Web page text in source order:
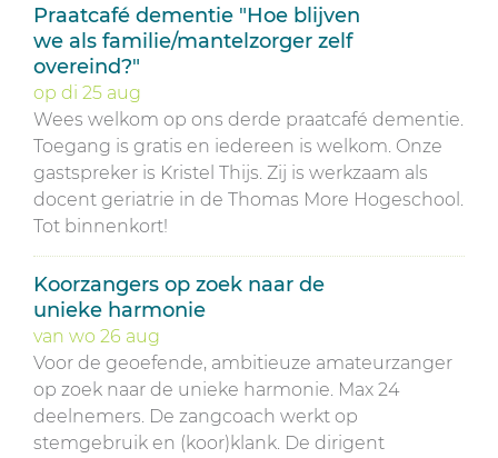
Praatcafé dementie "Hoe blijven
we als familie/mantelzorger zelf
overeind?"
op di 25 aug
Wees welkom op ons derde praatcafé dementie.
Toegang is gratis en iedereen is welkom. Onze
gastspreker is Kristel Thijs. Zij is werkzaam als
docent geriatrie in de Thomas More Hogeschool.
Tot binnenkort!
Koorzangers op zoek naar de
unieke harmonie
van wo 26 aug
Voor de geoefende, ambitieuze amateurzanger
op zoek naar de unieke harmonie. Max 24
deelnemers. De zangcoach werkt op
stemgebruik en (koor)klank. De dirigent